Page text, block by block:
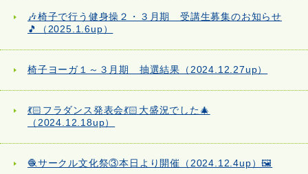
🎶椅子で行う健身操２・３月期 受講生募集のお知らせ
🎵（2025.1.6up）
椅子ヨーガ１～３月期 抽選結果（2024.12.27up）
💃🏻フラダンス発表会💃🏻大盛況でした🎄
（2024.12.18up）
🧶サークル文化祭③本日より開催（2024.12.4up）🖼️